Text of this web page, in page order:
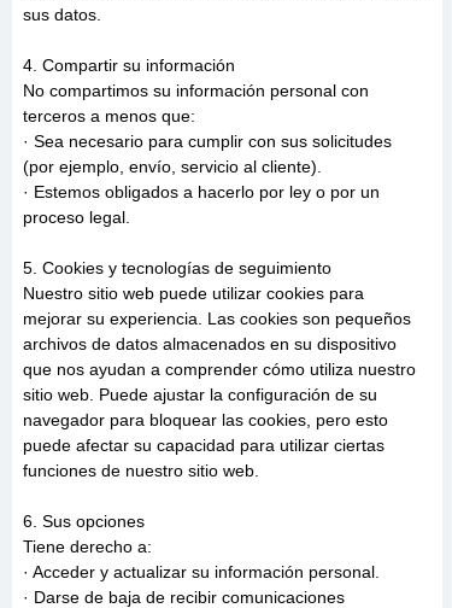
sus datos.
4. Compartir su información
No compartimos su información personal con
terceros a menos que:
· Sea necesario para cumplir con sus solicitudes
(por ejemplo, envío, servicio al cliente).
· Estemos obligados a hacerlo por ley o por un
proceso legal.
5. Cookies y tecnologías de seguimiento
Nuestro sitio web puede utilizar cookies para
mejorar su experiencia. Las cookies son pequeños
archivos de datos almacenados en su dispositivo
que nos ayudan a comprender cómo utiliza nuestro
sitio web. Puede ajustar la configuración de su
navegador para bloquear las cookies, pero esto
puede afectar su capacidad para utilizar ciertas
funciones de nuestro sitio web.
6. Sus opciones
Tiene derecho a:
· Acceder y actualizar su información personal.
· Darse de baja de recibir comunicaciones